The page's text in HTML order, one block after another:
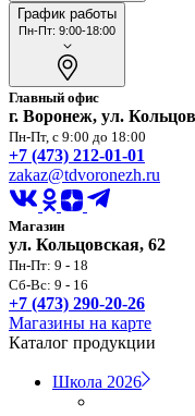
График работы
Пн-Пт: 9:00-18:00
Главный офис
г. Воронеж, ул.
Пн-Пт, с 9:00 до 18:00
+7 (473) 212-01-01
zakaz@tdvoronezh.ru
Магазин
ул. Кольцовская, 62
Пн-Пт: 9 - 18
Сб-Вс: 9 - 16
+7 (473) 290-20-26
Магазины на карте
Каталог продукции
Школа 2026